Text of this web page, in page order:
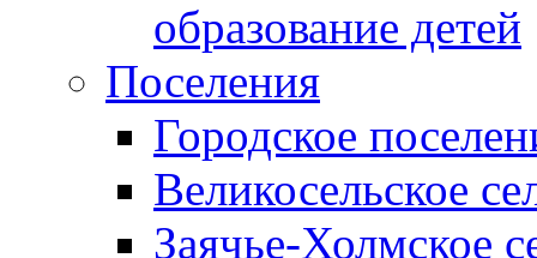
образование детей
Поселения
Городское
Великосельское
Заячье-Холмское